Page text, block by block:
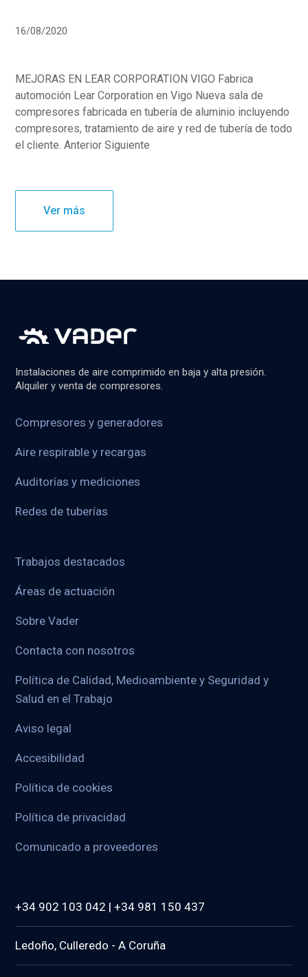
16/08/2020
MEJORAS EN LEAR CORPORATION VIGO Fabrica
automoción Lear Corporation en Vigo Nueva sala de
compresores fabricada en tubería de aluminio incluyendo
compresores, tratamiento de aire y red de tubería de todo
el cliente. Anterior Siguiente
Ver más
Instalaciones de aire comprimido en baja y alta presión.
Alquiler y venta de compresores.
Compresores y generadores
Aire respirable y recargas
Auditorías y mediciones
Redes de tuberías
Trabajos destacados
Áreas de actuación
Sobre Vader
Contacta con nosotros
Política de Calidad, Medioambiente y Seguridad y
Salud en el Trabajo
Aviso legal
Accesibilidad
Política de cookies
Política de privacidad
Comunicado a proveedores
+34 902 103 042 | +34 981 150 437
Ledoño, Culleredo - A Coruña